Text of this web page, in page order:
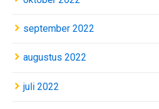
september 2022
augustus 2022
juli 2022